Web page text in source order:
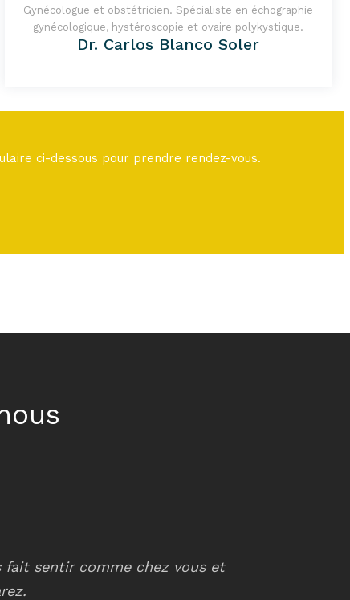
Gynécologue et obstétricien. Spécialiste en échographie
gynécologique, hystéroscopie et ovaire polykystique.
Dr. Carlos Blanco Soler
ci-dessous pour prendre rendez-vous.
sentir comme chez vous et